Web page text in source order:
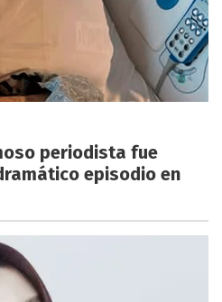
periodista fue
episodio en